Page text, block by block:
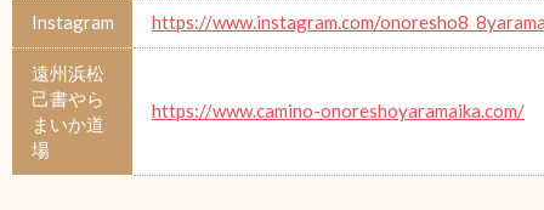
Instagram https://www.instagram.com/
遠州浜松
己書やら
まいか道
場
https://www.camino-onoreshoyaramaika.com/